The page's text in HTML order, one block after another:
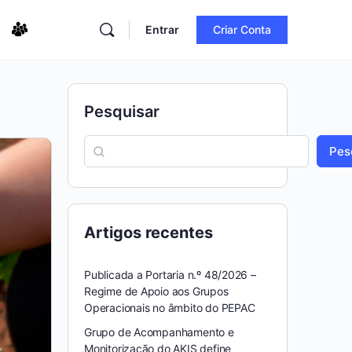
Entrar Criar Conta
Pesquisar
Artigos recentes
Publicada a Portaria n.º 48/2026 –
Regime de Apoio aos Grupos
Operacionais no âmbito do PEPAC
Grupo de Acompanhamento e
Monitorização do AKIS define